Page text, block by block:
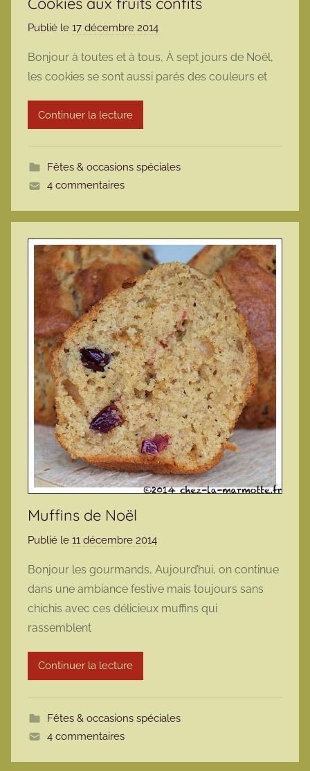
Publié le 17 décembre 2014
r
m
t
e
Bonjour à toutes et à tous, À sept jours de Noël,
les cookies se sont aussi parés des couleurs et
Continuer la lecture
Fêtes & occasions spéciales
4 commentaires
Muffins de Noël
Publié le 11 décembre 2014
m
a
e
Bonjour les gourmands, Aujourd’hui, on continue
dans une ambiance festive mais toujours sans
chichis avec ces délicieux muffins qui
rassemblent
Continuer la lecture
Fêtes & occasions spéciales
4 commentaires